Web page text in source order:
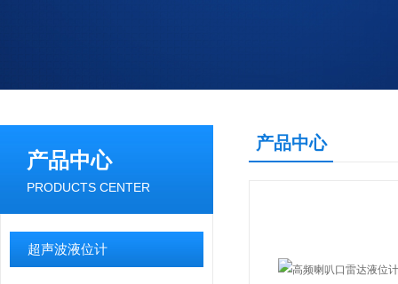
产品中心
PRODUCTS CENTER
超声波液位计
产品中心